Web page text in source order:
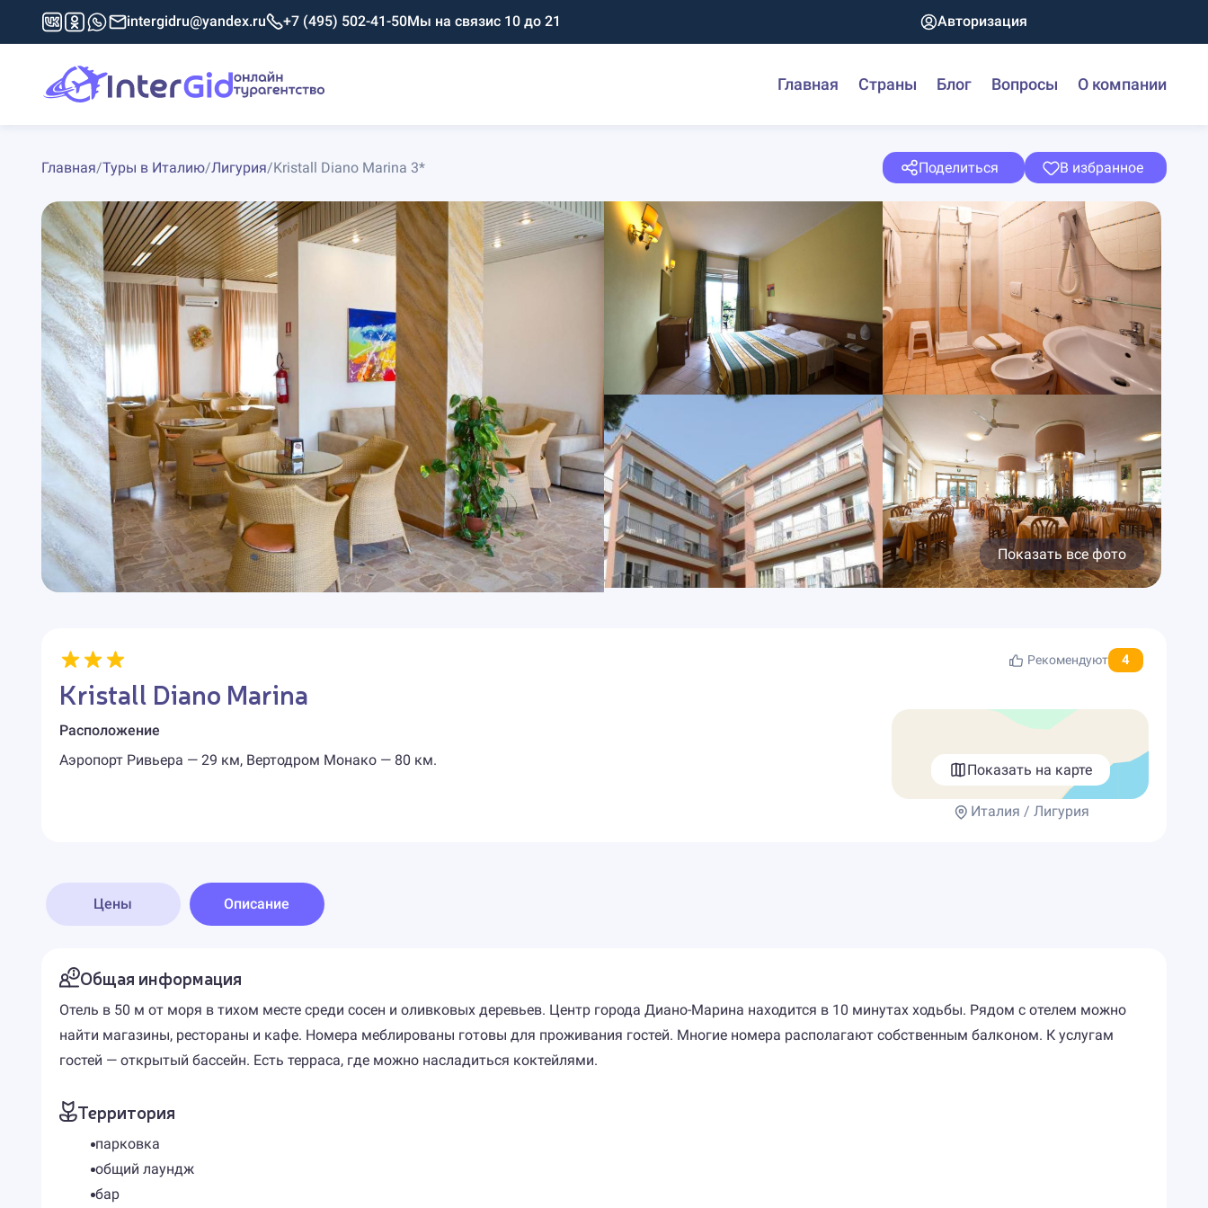
intergidru@yandex.ru +7 (495) 502-41-50Мы на связис 10 до 21 Авторизация
Главная Страны Блог Вопросы О компании
Главная/Туры в Италию/Лигурия/Kristall Diano Marina 3* Поделиться В избранное
Показать все фото
Рекомендуют 4
Kristall Diano Marina
Расположение
Аэропорт Ривьера — 29 км, Вертодром Монако — 80 км.
Показать на карте
Италия / Лигурия
Цены Описание
Общая информация
Отель в 50 м от моря в тихом месте среди сосен и оливковых деревьев. Центр города Диано-Марина находится в 10 минутах ходьбы. Рядом с отелем можно
найти магазины, рестораны и кафе. Номера меблированы готовы для проживания гостей. Многие номера располагают собственным балконом. К услугам
гостей — открытый бассейн. Есть терраса, где можно насладиться коктейлями.
Территория
парковка
общий лаундж
бар